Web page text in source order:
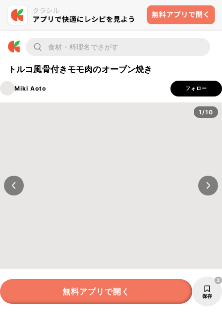
トルコ風骨付きモモ肉のオーブン焼き
Miki Aoto フォロー
1/10
無料アプリで開く 保存
3